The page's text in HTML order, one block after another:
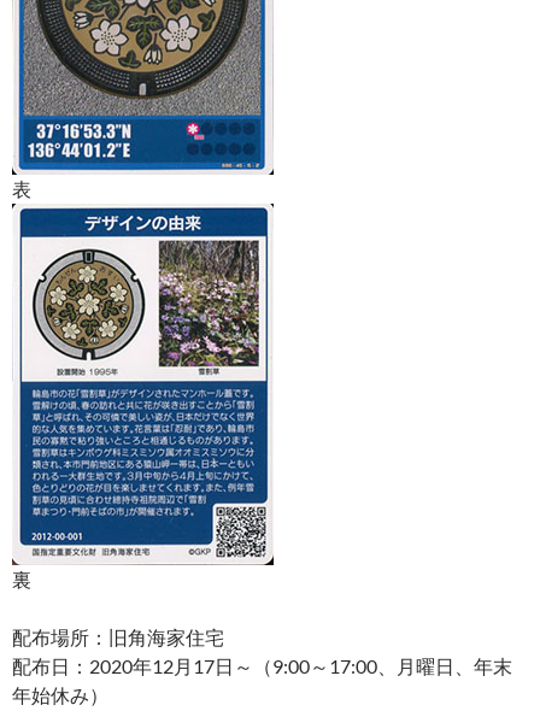
表
裏
配布場所：旧角海家住宅
配布日：2020年12月17日～（9:00～17:00、月曜日、年末
年始休み）